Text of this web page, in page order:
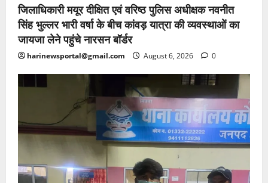
जिलाधिकारी मयूर दीक्षित एवं वरिष्ठ पुलिस अधीक्षक नवनीत
सिंह भुल्लर भारी वर्षा के बीच कांवड़ यात्रा की व्यवस्थाओं का
जायजा लेने पहुंचे नारसन बॉर्डर
harinewsportal@gmail.com August 6, 2026 0